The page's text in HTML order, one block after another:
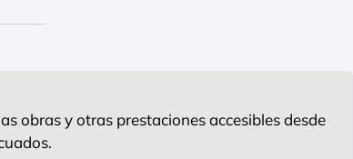
obras y otras prestaciones accesibles desde